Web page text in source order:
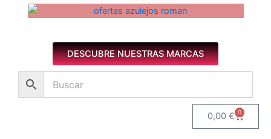
DESCUBRE NUESTRAS MARCAS
0,00€ 0
Carrito